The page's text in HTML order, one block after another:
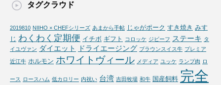
タグクラウド
2019810 NIIHO × CHEFシリーズ あまから手帖 じゃがポーク すき焼き みす
じ わくわく定期便 イチボ ギフト コロッケ ジビーフ ステーキ タ
イユヴァン ダイエット ドライエージング ブラウンスイス牛 プレミア
近江牛 ホルモン ホワイトヴィール メディア ユッケ ランプ肉 ロ
ース ロースハム 低カロリー 内祝い 台湾 吉田牧場 和牛 国産飼料 完全